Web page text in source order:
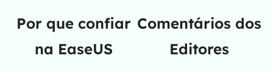
Por que confiar
na EaseUS
Comentários dos
Editores